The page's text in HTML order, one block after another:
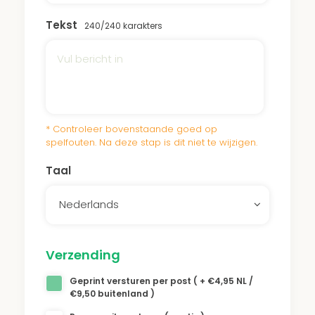
Tekst 240/240 karakters
* Controleer bovenstaande goed op
spelfouten. Na deze stap is dit niet te wijzigen.
Taal
Nederlands
Verzending
Geprint versturen per post ( + €4,95 NL /
€9,50 buitenland )